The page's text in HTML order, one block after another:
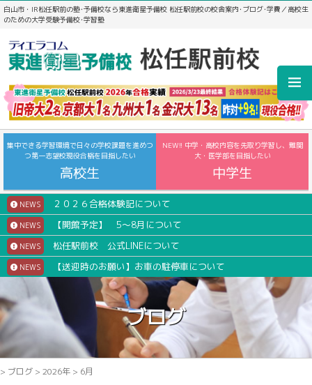
白山市・IR松任駅前の塾･予備校なら東進衛星予備校 松任駅前校の校舎案内･ブログ･学費／高校生
のための大学受験予備校･学習塾
集中できる学習環境で日々の学校課題を進めつ
つ第一志望校現役合格を目指したい
高校生
NEW!! 中学・高校内容を先取り学習し、難関
大・医学部を目指したい
中学生
NEWS ２０２６合格体験記について
NEWS 【開館予定】 5～8月について
NEWS 松任駅前校 公式LINEについて
NEWS 【送迎時のお願い】お車の駐停車について
ブログ
> ブログ > 2026年 > 6月